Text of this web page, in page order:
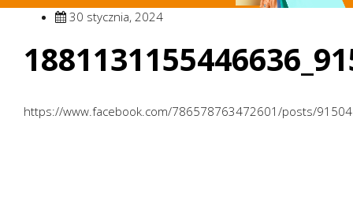
30 stycznia, 2024
https://www.facebook.com/786578763472601/posts/